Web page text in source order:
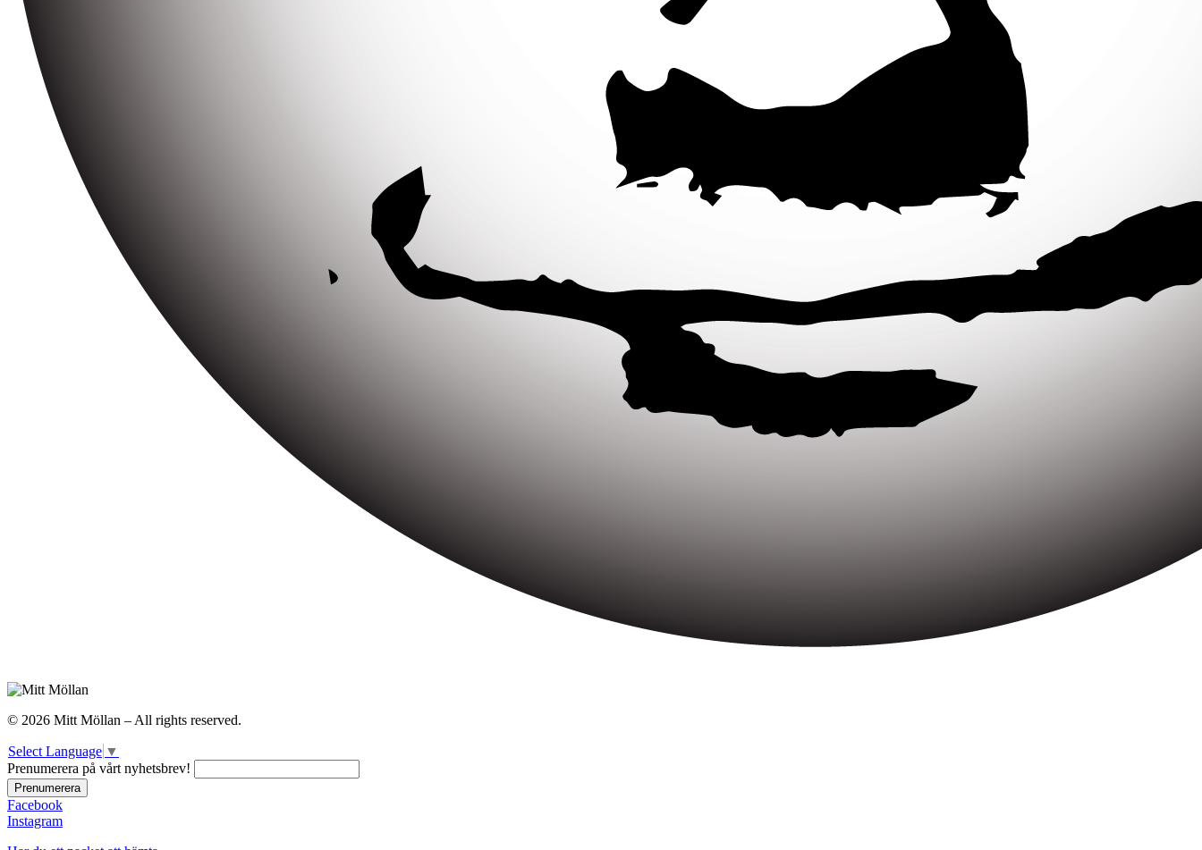
© 2026 Mitt Möllan – All rights reserved.
Select Language ▼
Prenumerera på vårt nyhetsbrev!
Facebook
Instagram